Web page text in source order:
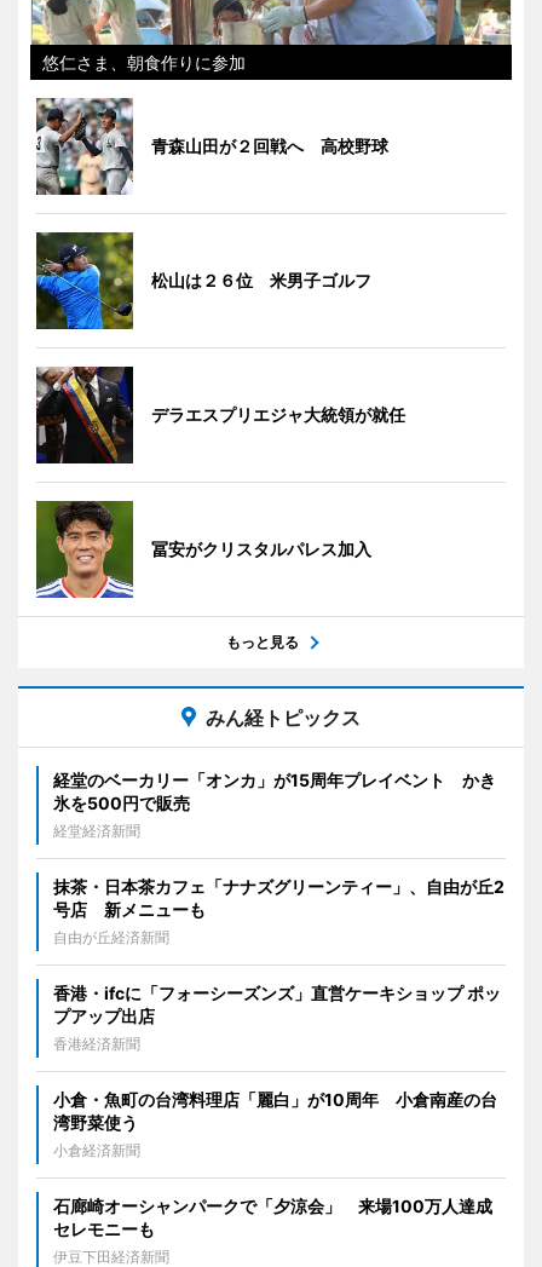
悠仁さま、朝食作りに参加
青森山田が２回戦へ 高校野球
松山は２６位 米男子ゴルフ
デラエスプリエジャ大統領が就任
冨安がクリスタルパレス加入
もっと見る
みん経トピックス
経堂のベーカリー「オンカ」が15周年プレイベント かき
氷を500円で販売
経堂経済新聞
抹茶・日本茶カフェ「ナナズグリーンティー」、自由が丘2
号店 新メニューも
自由が丘経済新聞
香港・ifcに「フォーシーズンズ」直営ケーキショップ ポッ
プアップ出店
香港経済新聞
小倉・魚町の台湾料理店「麗白」が10周年 小倉南産の台
湾野菜使う
小倉経済新聞
石廊崎オーシャンパークで「夕涼会」 来場100万人達成
セレモニーも
伊豆下田経済新聞